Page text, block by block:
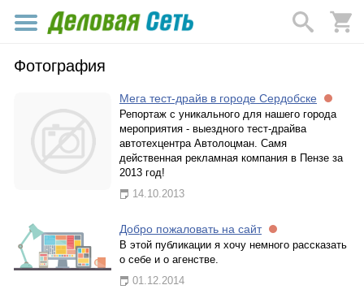
Фотография
Мега тест-драйв в городе Сердобске
Репортаж с уникального для нашего города
мероприятия - выездного тест-драйва
автотехцентра Автолоцман. Самя
действенная рекламная компания в Пензе за
2013 год!
14.10.2013
Добро пожаловать на сайт
В этой публикации я хочу немного рассказать
о себе и о агенстве.
01.12.2014